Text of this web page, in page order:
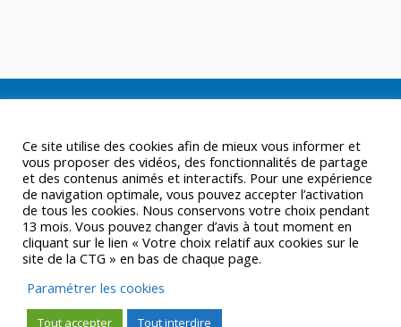
Ce site utilise des cookies afin de mieux vous informer et
vous proposer des vidéos, des fonctionnalités de partage
et des contenus animés et interactifs. Pour une expérience
de navigation optimale, vous pouvez accepter l’activation
de tous les cookies. Nous conservons votre choix pendant
13 mois. Vous pouvez changer d’avis à tout moment en
cliquant sur le lien « Votre choix relatif aux cookies sur le
site de la CTG » en bas de chaque page.
Paramétrer les cookies
Tout accepter Tout interdire